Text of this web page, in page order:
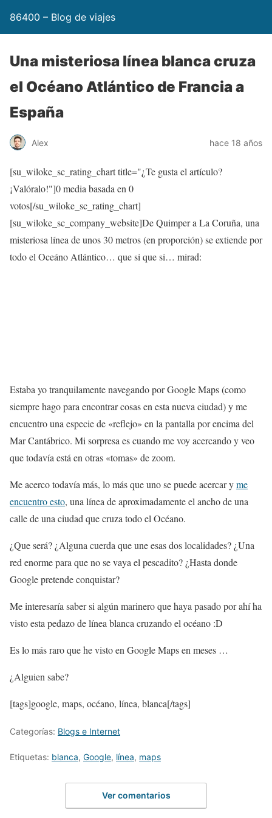
86400 – Blog de viajes
Una misteriosa línea blanca cruza
el Océano Atlántico de Francia a
España
Alex hace 18 años
[su_wiloke_sc_rating_chart title="¿Te gusta el artículo?
¡Valóralo!"]0media basada en 0
votos[/su_wiloke_sc_rating_chart]
[su_wiloke_sc_company_website]De Quimper a La Coruña, una
misteriosa línea de unos 30 metros (en proporción) se extiende por
todo el Oceáno Atlántico… que si que si… mirad:
Estaba yo tranquilamente navegando por Google Maps (como
siempre hago para encontrar cosas en esta nueva ciudad) y me
encuentro una especie de «reflejo» en la pantalla por encima del
Mar Cantábrico. Mi sorpresa es cuando me voy acercando y veo
que todavía está en otras «tomas» de zoom.
Me acerco todavía más, lo más que uno se puede acercar yme
encuentro esto, una línea de aproximadamente el ancho de una
calle de una ciudad que cruza todo el Océano.
¿Que será? ¿Alguna cuerda que une esas dos localidades? ¿Una
red enorme para que no se vaya el pescadito? ¿Hasta donde
Google pretende conquistar?
Me interesaría saber si algún marinero que haya pasado por ahí ha
visto esta pedazo de línea blanca cruzando el océano :D
Es lo más raro que he visto en Google Maps en meses …
¿Alguien sabe?
[tags]google, maps, océano, línea, blanca[/tags]
Categorías: Blogs e Internet
Etiquetas: blanca, Google, línea, maps
Ver comentarios